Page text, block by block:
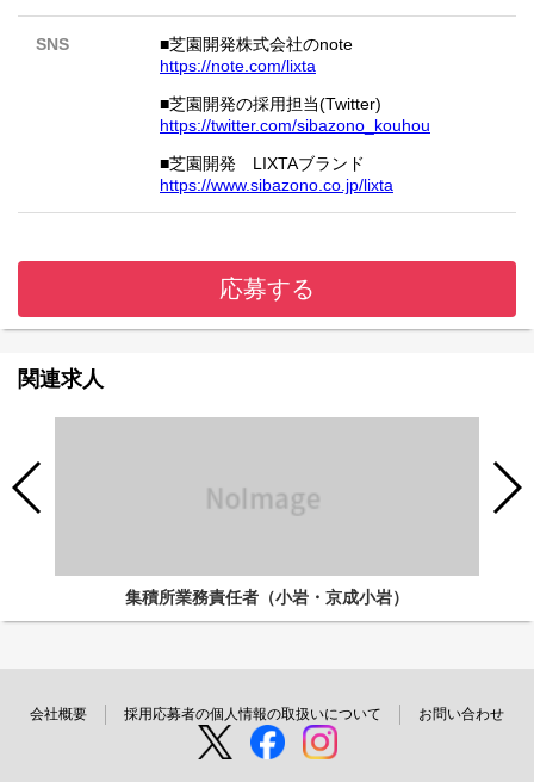
SNS
■芝園開発株式会社のnote
https://note.com/lixta
■芝園開発の採用担当(Twitter)
https://twitter.com/sibazono_kouhou
■芝園開発 LIXTAブランド
https://www.sibazono.co.jp/lixta
応募する
関連求人
集積所業務責任者（小岩・京成小岩）
会社概要 採用応募者の個人情報の取扱いについて お問い合わせ